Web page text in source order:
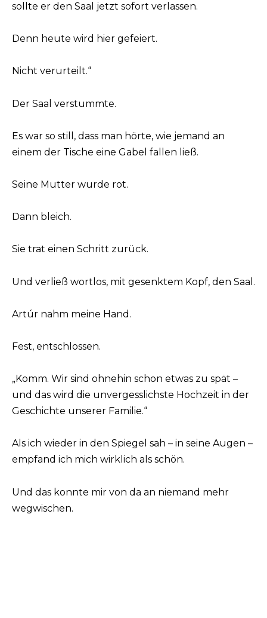
sollte er den Saal jetzt sofort verlassen.
Denn heute wird hier gefeiert.
Nicht verurteilt.“
Der Saal verstummte.
Es war so still, dass man hörte, wie jemand an
einem der Tische eine Gabel fallen ließ.
Seine Mutter wurde rot.
Dann bleich.
Sie trat einen Schritt zurück.
Und verließ wortlos, mit gesenktem Kopf, den Saal.
Artúr nahm meine Hand.
Fest, entschlossen.
„Komm. Wir sind ohnehin schon etwas zu spät –
und das wird die unvergesslichste Hochzeit in der
Geschichte unserer Familie.“
Als ich wieder in den Spiegel sah – in seine Augen –
empfand ich mich wirklich als schön.
Und das konnte mir von da an niemand mehr
wegwischen.